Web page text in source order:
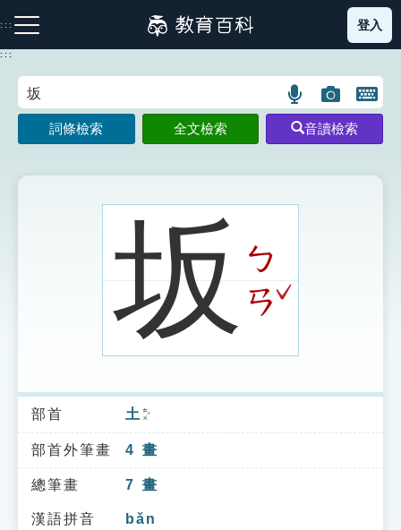
到
主
:::
注音索引圖示 筆畫索引圖示 部首索引表圖示
索引選單
知識索引
單字索引
生命大百科索引
登入
:::
語
言
搜
示
圖
片
搜
開
鍵
圖
詞條檢索 全文檢索 音讀檢索
坂ㄅ
ㄢ ˇ
部首 土 ㄊㄨˇ
部首外筆畫 4 畫
總筆畫 7 畫
漢語拼音 bǎn